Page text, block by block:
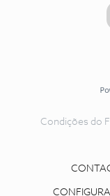
Condições do